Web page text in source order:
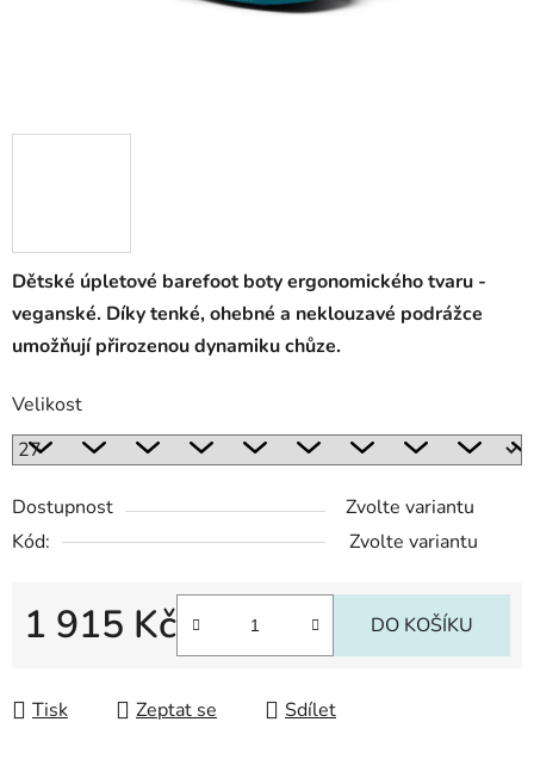
Dětské úpletové barefoot boty ergonomického tvaru -
veganské. Díky tenké, ohebné a neklouzavé podrážce
umožňují přirozenou dynamiku chůze.
Velikost
Dostupnost
Zvolte variantu
Kód:
Zvolte variantu
1 915 Kč DO KOŠÍKU
Tisk Zeptat se Sdílet